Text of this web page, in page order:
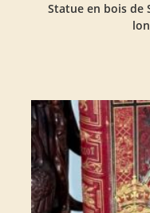
Statue en bois de